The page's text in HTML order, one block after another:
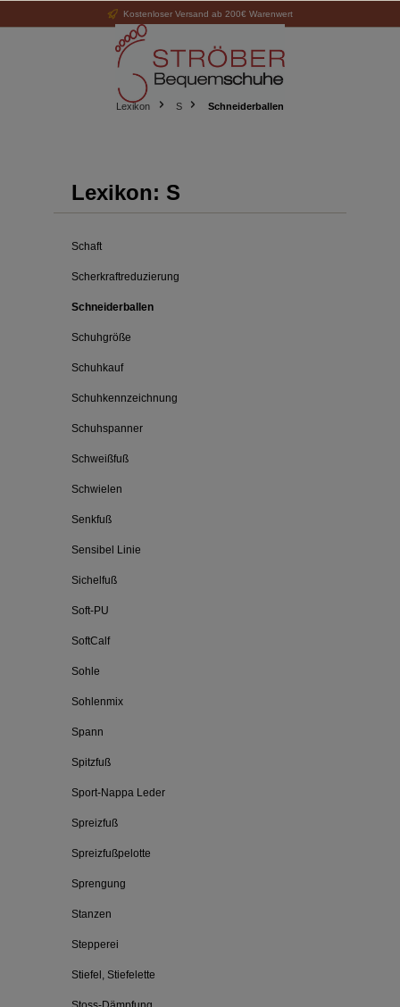
Kostenloser Versand ab 200€ Warenwert
Lexikon S Schneiderballen
Lexikon: S
Schaft
Scherkraftreduzierung
Schneiderballen
Schuhgröße
Schuhkauf
Schuhkennzeichnung
Schuhspanner
Schweißfuß
Schwielen
Senkfuß
Sensibel Linie
Sichelfuß
Soft-PU
SoftCalf
Sohle
Sohlenmix
Spann
Spitzfuß
Sport-Nappa Leder
Spreizfuß
Spreizfußpelotte
Sprengung
Stanzen
Stepperei
Stiefel, Stiefelette